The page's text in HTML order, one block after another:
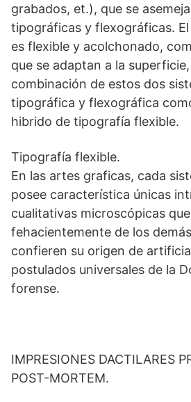
grabados, et.), que se
tipográficas y flexográficas.
es flexible y acolchonado,
que se adaptan a la
combinación de estos dos
tipográfica y flexográfica
hibrido de tipografía flexible.
Tipografía flexible.
En las artes graficas, cada
posee característica únicas
cualitativas microscópicas
fehacientemente de los
confieren su origen de
postulados universales de la
forense.
IMPRESIONES DACTILARES
POST-MORTEM.